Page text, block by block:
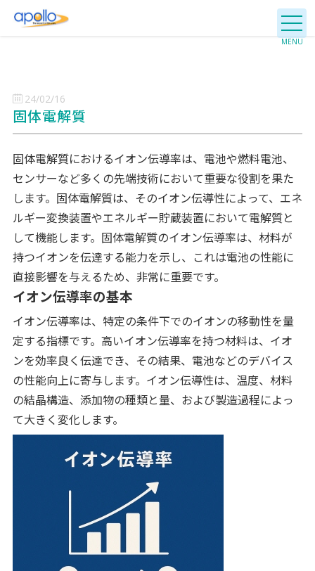
24/02/16
固体電解質
固体電解質におけるイオン伝導率は、電池や燃料電池、
センサーなど多くの先端技術において重要な役割を果た
します。固体電解質は、そのイオン伝導性によって、エネ
ルギー変換装置やエネルギー貯蔵装置において電解質と
して機能します。固体電解質のイオン伝導率は、材料が
持つイオンを伝達する能力を示し、これは電池の性能に
直接影響を与えるため、非常に重要です。
イオン伝導率の基本
イオン伝導率は、特定の条件下でのイオンの移動性を量
定する指標です。高いイオン伝導率を持つ材料は、イオ
ンを効率良く伝達でき、その結果、電池などのデバイス
の性能向上に寄与します。イオン伝導性は、温度、材料
の結晶構造、添加物の種類と量、および製造過程によっ
て大きく変化します。